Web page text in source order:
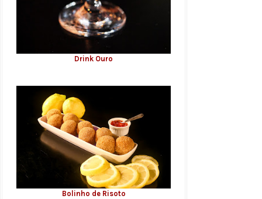
Drink Ouro
Bolinho de Risoto